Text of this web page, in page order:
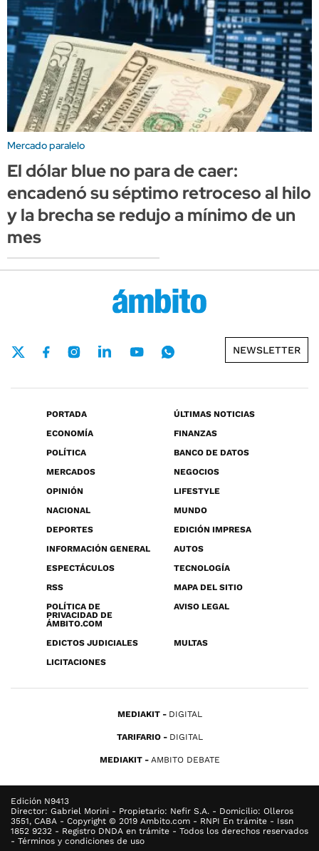
Mercado paralelo
El dólar blue no para de caer:
encadenó su séptimo retroceso al hilo
y la brecha se redujo a mínimo de un
mes
NEWSLETTER
PORTADA
ÚLTIMAS NOTICIAS
ECONOMÍA
FINANZAS
POLÍTICA
BANCO DE DATOS
MERCADOS
NEGOCIOS
OPINIÓN
LIFESTYLE
NACIONAL
MUNDO
DEPORTES
EDICIÓN IMPRESA
INFORMACIÓN GENERAL
AUTOS
ESPECTÁCULOS
TECNOLOGÍA
RSS
MAPA DEL SITIO
POLÍTICA DE
PRIVACIDAD DE
ÁMBITO.COM
AVISO LEGAL
EDICTOS JUDICIALES
MULTAS
LICITACIONES
MEDIAKIT DIGITAL
TARIFARIO DIGITAL
MEDIAKIT AMBITO DEBATE
Edición N9413
Director: Gabriel Morini - Propietario: Nefir S.A. - Domicilio: Olleros
3551, CABA - Copyright © 2019 Ambito.com - RNPI En trámite - Issn
1852 9232 - Registro DNDA en trámite - Todos los derechos reservados
- Términos y condiciones de uso